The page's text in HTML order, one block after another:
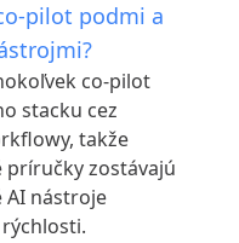
pilot podmi a
co-pilot
stacku cez
takže
príručky zostávajú
AI nástroje